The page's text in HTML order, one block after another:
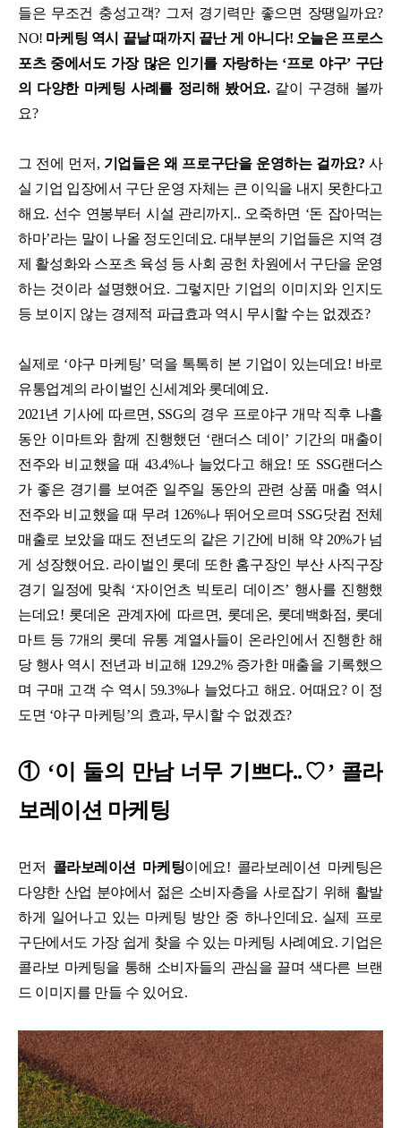
들은 무조건 충성고객? 그저 경기력만 좋으면 장땡일까요?
NO! 마케팅 역시 끝날 때까지 끝난 게 아니다! 오늘은 프로스
포츠 중에서도 가장 많은 인기를 자랑하는 ‘프로 야구’ 구단
의 다양한 마케팅 사례를 정리해 봤어요.같이 구경해 볼까
요?
그 전에 먼저, 기업들은 왜 프로구단을 운영하는 걸까요? 사
실 기업 입장에서 구단 운영 자체는 큰 이익을 내지 못한다고
해요. 선수 연봉부터 시설 관리까지.. 오죽하면 ‘돈 잡아먹는
하마’라는 말이 나올 정도인데요. 대부분의 기업들은 지역 경
제 활성화와 스포츠 육성 등 사회 공헌 차원에서 구단을 운영
하는 것이라 설명했어요. 그렇지만 기업의 이미지와 인지도
등 보이지 않는 경제적 파급효과 역시 무시할 수는 없겠죠?
실제로 ‘야구 마케팅’ 덕을 톡톡히 본 기업이 있는데요! 바로
유통업계의 라이벌인 신세계와 롯데예요.
2021년 기사에 따르면, SSG의 경우 프로야구 개막 직후 나흘
동안 이마트와 함께 진행했던 ‘랜더스 데이’ 기간의 매출이
전주와 비교했을 때 43.4%나 늘었다고 해요! 또 SSG랜더스
가 좋은 경기를 보여준 일주일 동안의 관련 상품 매출 역시
전주와 비교했을 때 무려 126%나 뛰어오르며 SSG닷컴 전체
매출로 보았을 때도 전년도의 같은 기간에 비해 약 20%가 넘
게 성장했어요. 라이벌인 롯데 또한 홈구장인 부산 사직구장
경기 일정에 맞춰 ‘자이언츠 빅토리 데이즈’ 행사를 진행했
는데요! 롯데온 관계자에 따르면, 롯데온, 롯데백화점, 롯데
마트 등 7개의 롯데 유통 계열사들이 온라인에서 진행한 해
당 행사 역시 전년과 비교해 129.2% 증가한 매출을 기록했으
며 구매 고객 수 역시 59.3%나 늘었다고 해요. 어때요? 이 정
도면 ‘야구 마케팅’의 효과, 무시할 수 없겠죠?
① ‘이 둘의 만남 너무 기쁘다..♡’ 콜라
보레이션 마케팅
먼저 콜라보레이션 마케팅이에요! 콜라보레이션 마케팅은
다양한 산업 분야에서 젊은 소비자층을 사로잡기 위해 활발
하게 일어나고 있는 마케팅 방안 중 하나인데요. 실제 프로
구단에서도 가장 쉽게 찾을 수 있는 마케팅 사례예요. 기업은
콜라보 마케팅을 통해 소비자들의 관심을 끌며 색다른 브랜
드 이미지를 만들 수 있어요.